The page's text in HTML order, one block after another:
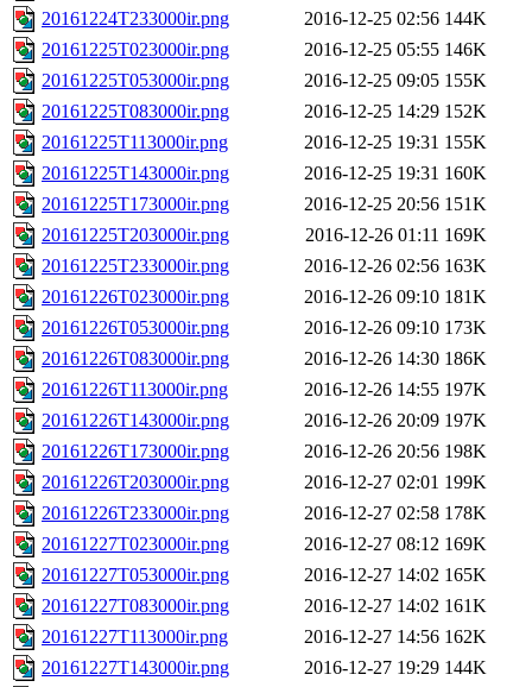
20161224T233000ir.png
2016-12-25 02:56 144K
20161225T023000ir.png
2016-12-25 05:55 146K
20161225T053000ir.png
2016-12-25 09:05 155K
20161225T083000ir.png
2016-12-25 14:29 152K
20161225T113000ir.png
2016-12-25 19:31 155K
20161225T143000ir.png
2016-12-25 19:31 160K
20161225T173000ir.png
2016-12-25 20:56 151K
20161225T203000ir.png
2016-12-26 01:11 169K
20161225T233000ir.png
2016-12-26 02:56 163K
20161226T023000ir.png
2016-12-26 09:10 181K
20161226T053000ir.png
2016-12-26 09:10 173K
20161226T083000ir.png
2016-12-26 14:30 186K
20161226T113000ir.png
2016-12-26 14:55 197K
20161226T143000ir.png
2016-12-26 20:09 197K
20161226T173000ir.png
2016-12-26 20:56 198K
20161226T203000ir.png
2016-12-27 02:01 199K
20161226T233000ir.png
2016-12-27 02:58 178K
20161227T023000ir.png
2016-12-27 08:12 169K
20161227T053000ir.png
2016-12-27 14:02 165K
20161227T083000ir.png
2016-12-27 14:02 161K
20161227T113000ir.png
2016-12-27 14:56 162K
20161227T143000ir.png
2016-12-27 19:29 144K